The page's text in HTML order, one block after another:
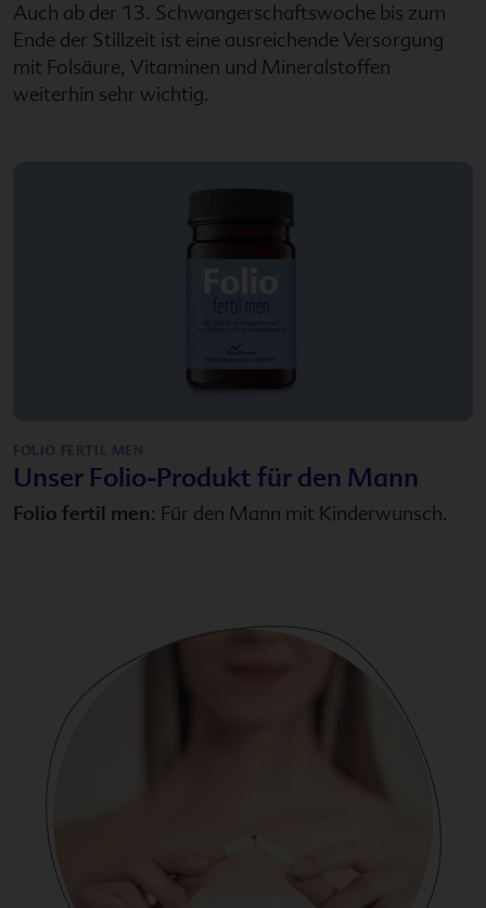
Auch ab der 13. Schwangerschaftswoche bis zum
Ende der Stillzeit ist eine ausreichende Versorgung
mit Folsäure, Vitaminen und Mineralstoffen
weiterhin sehr wichtig.
FOLIO FERTIL MEN
Unser Folio-Produkt für den Mann
Folio fertil men: Für den Mann mit Kinderwunsch.